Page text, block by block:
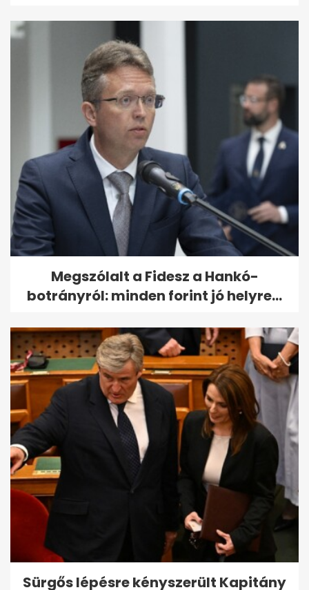
Megszólalt a Fidesz a Hankó-
botrányról: minden forint jó helyre...
Sürgős lépésre kényszerült Kapitány